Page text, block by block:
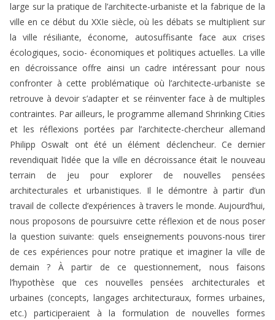
large sur la pratique de l’architecte-urbaniste et la fabrique de la
ville en ce début du XXIe siècle, où les débats se multiplient sur
la ville résiliante, économe, autosuffisante face aux crises
écologiques, socio- économiques et politiques actuelles. La ville
en décroissance offre ainsi un cadre intéressant pour nous
confronter à cette problématique où l’architecte-urbaniste se
retrouve à devoir s’adapter et se réinventer face à de multiples
contraintes. Par ailleurs, le programme allemand Shrinking Cities
et les réflexions portées par l’architecte-chercheur allemand
Philipp Oswalt ont été un élément déclencheur. Ce dernier
revendiquait l’idée que la ville en décroissance était le nouveau
terrain de jeu pour explorer de nouvelles pensées
architecturales et urbanistiques. Il le démontre à partir d’un
travail de collecte d’expériences à travers le monde. Aujourd’hui,
nous proposons de poursuivre cette réflexion et de nous poser
la question suivante: quels enseignements pouvons-nous tirer
de ces expériences pour notre pratique et imaginer la ville de
demain ? À partir de ce questionnement, nous faisons
l’hypothèse que ces nouvelles pensées architecturales et
urbaines (concepts, langages architecturaux, formes urbaines,
etc.) participeraient à la formulation de nouvelles formes